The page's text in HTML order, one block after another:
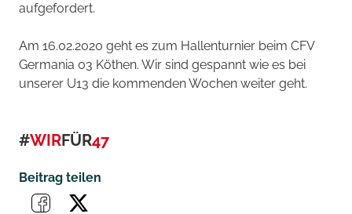
aufgefordert.
Am 16.02.2020 geht es zum Hallenturnier beim CFV
Germania 03 Köthen. Wir sind gespannt wie es bei
unserer U13 die kommenden Wochen weiter geht.
#WIRFÜR47
Beitrag teilen